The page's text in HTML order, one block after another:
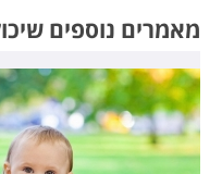
מאמרים נוספים